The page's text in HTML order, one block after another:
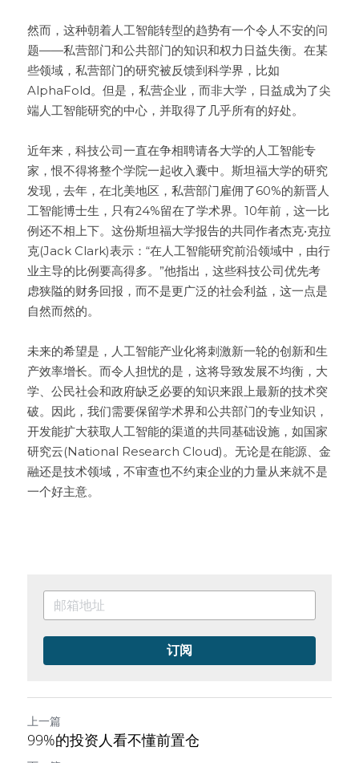
然而，这种朝着人工智能转型的趋势有一个令人不安的问
题——私营部门和公共部门的知识和权力日益失衡。在某
些领域，私营部门的研究被反馈到科学界，比如
AlphaFold。但是，私营企业，而非大学，日益成为了尖
端人工智能研究的中心，并取得了几乎所有的好处。
近年来，科技公司一直在争相聘请各大学的人工智能专
家，恨不得将整个学院一起收入囊中。斯坦福大学的研究
发现，去年，在北美地区，私营部门雇佣了60%的新晋人
工智能博士生，只有24%留在了学术界。10年前，这一比
例还不相上下。这份斯坦福大学报告的共同作者杰克•克拉
克(Jack Clark)表示：“在人工智能研究前沿领域中，由行
业主导的比例要高得多。”他指出，这些科技公司优先考
虑狭隘的财务回报，而不是更广泛的社会利益，这一点是
自然而然的。
未来的希望是，人工智能产业化将刺激新一轮的创新和生
产效率增长。而令人担忧的是，这将导致发展不均衡，大
学、公民社会和政府缺乏必要的知识来跟上最新的技术突
破。因此，我们需要保留学术界和公共部门的专业知识，
开发能扩大获取人工智能的渠道的共同基础设施，如国家
研究云(National Research Cloud)。无论是在能源、金
融还是技术领域，不审查也不约束企业的力量从来就不是
一个好主意。
订阅
上一篇
99%的投资人看不懂前置仓